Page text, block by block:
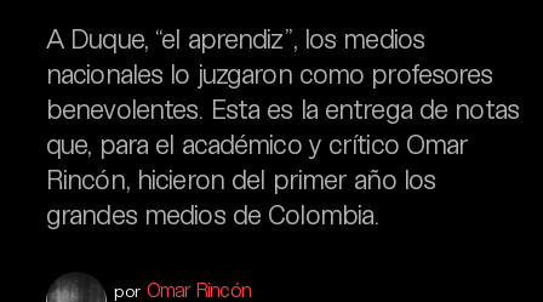
A Duque, “el aprendiz”, los medios
nacionales lo juzgaron como profesores
benevolentes. Esta es la entrega de notas
que, para el académico y crítico Omar
Rincón, hicieron del primer año los
grandes medios de Colombia.
por Omar Rincón